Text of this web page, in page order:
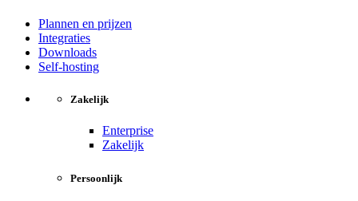
Plannen en prijzen
Integraties
Downloads
Self-hosting
Zakelijk
Enterprise
Zakelijk
Persoonlijk